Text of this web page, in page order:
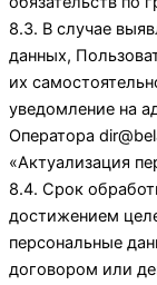
8.3. В случае
данных,
их
уведомление на
Оператора
«Актуализация
8.4. Срок
достижением
персональные
договором или